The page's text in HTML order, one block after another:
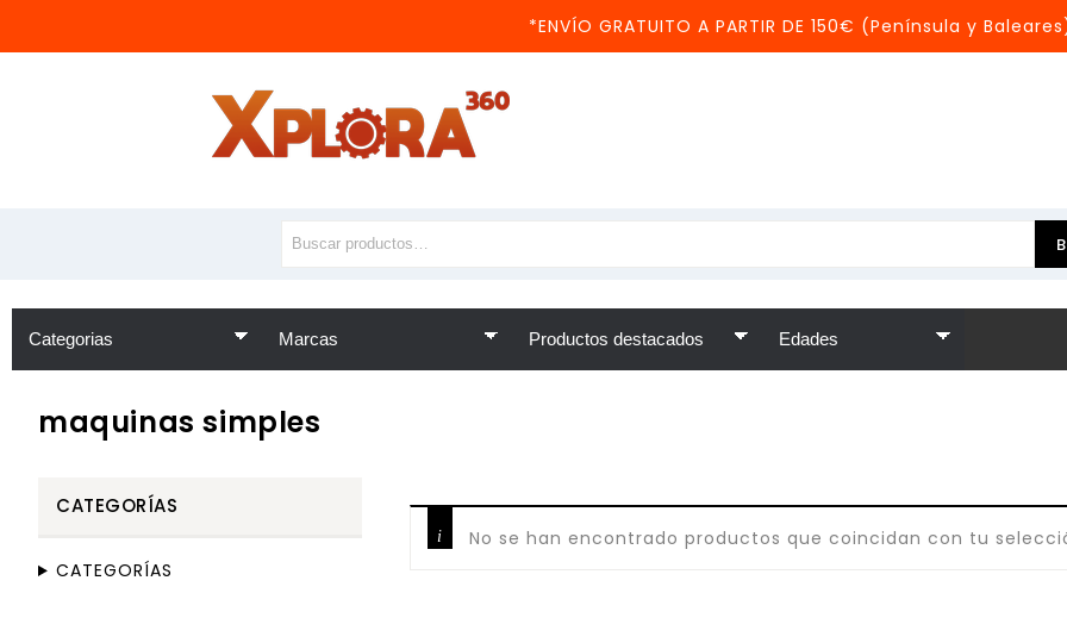
*ENVÍO GRATUITO A PARTIR DE 150€ (Península y
maquinas simples
No se han encontrado productos que coincidan con tu
CATEGORÍAS
CATEGORÍAS